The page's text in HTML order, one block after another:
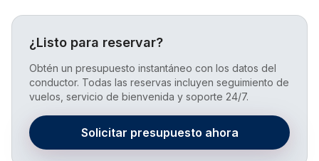
¿Listo para reservar?
Obtén un presupuesto instantáneo con los datos del
conductor. Todas las reservas incluyen seguimiento de
vuelos, servicio de bienvenida y soporte 24/7.
Solicitar presupuesto ahora